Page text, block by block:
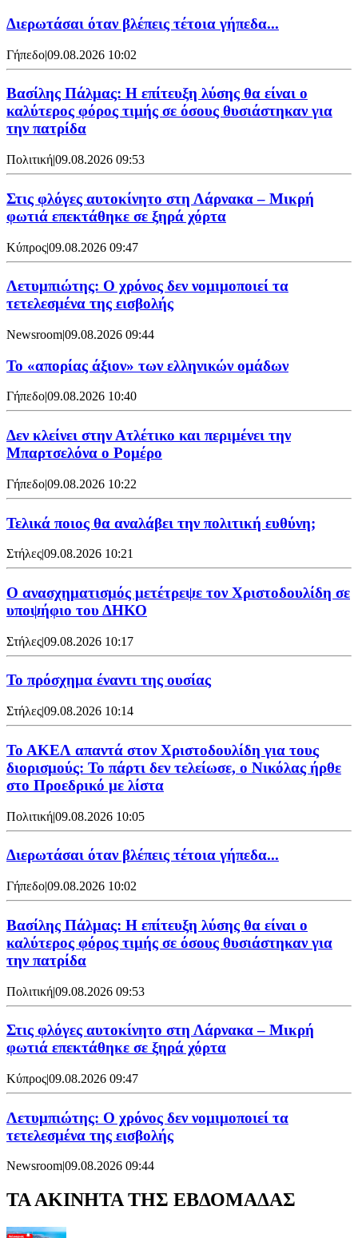
Διερωτάσαι όταν βλέπεις τέτοια γήπεδα...
Γήπεδο|09.08.2026 10:02
Βασίλης Πάλμας: Η επίτευξη λύσης θα είναι ο
καλύτερος φόρος τιμής σε όσους θυσιάστηκαν για
την πατρίδα
Πολιτική|09.08.2026 09:53
Στις φλόγες αυτοκίνητο στη Λάρνακα – Μικρή
φωτιά επεκτάθηκε σε ξηρά χόρτα
Κύπρος|09.08.2026 09:47
Λετυμπιώτης: Ο χρόνος δεν νομιμοποιεί τα
τετελεσμένα της εισβολής
Newsroom|09.08.2026 09:44
Το «απορίας άξιον» των ελληνικών ομάδων
Γήπεδο|09.08.2026 10:40
Δεν κλείνει στην Ατλέτικο και περιμένει την
Μπαρτσελόνα ο Ρομέρο
Γήπεδο|09.08.2026 10:22
Τελικά ποιος θα αναλάβει την πολιτική ευθύνη;
Στήλες|09.08.2026 10:21
Ο ανασχηματισμός μετέτρεψε τον Χριστοδουλίδη σε
υποψήφιο του ΔΗΚΟ
Στήλες|09.08.2026 10:17
Το πρόσχημα έναντι της ουσίας
Στήλες|09.08.2026 10:14
Το ΑΚΕΛ απαντά στον Χριστοδουλίδη για τους
διορισμούς: Το πάρτι δεν τελείωσε, ο Νικόλας ήρθε
στο Προεδρικό με λίστα
Πολιτική|09.08.2026 10:05
Διερωτάσαι όταν βλέπεις τέτοια γήπεδα...
Γήπεδο|09.08.2026 10:02
Βασίλης Πάλμας: Η επίτευξη λύσης θα είναι ο
καλύτερος φόρος τιμής σε όσους θυσιάστηκαν για
την πατρίδα
Πολιτική|09.08.2026 09:53
Στις φλόγες αυτοκίνητο στη Λάρνακα – Μικρή
φωτιά επεκτάθηκε σε ξηρά χόρτα
Κύπρος|09.08.2026 09:47
Λετυμπιώτης: Ο χρόνος δεν νομιμοποιεί τα
τετελεσμένα της εισβολής
Newsroom|09.08.2026 09:44
ΤΑ ΑΚΙΝΗΤΑ ΤΗΣ ΕΒΔΟΜΑΔΑΣ